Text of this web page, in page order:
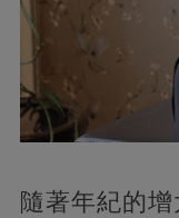
隨著年紀的